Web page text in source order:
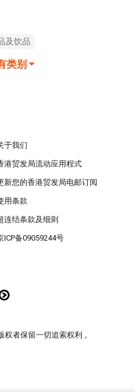
及饮品
类别
于我们
港贸发局流动应用程式
新您的香港贸发局电邮订阅
用条款
连结条款及细则
ICP备09059244号
者保留一切追索权利 。